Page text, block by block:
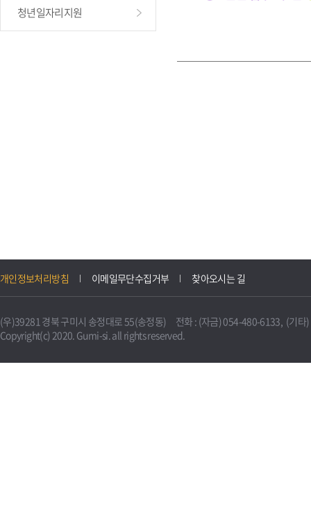
청년일자리지원
개인정보처리방침 이메일무단수집거부 찾아오시는 길
(우)39281 경북 구미시 송정대로 55(송정동) 전화 : (자금) 054-480-6133, (기타
Copyright(c) 2020. Gumi-si. all rights reserved.